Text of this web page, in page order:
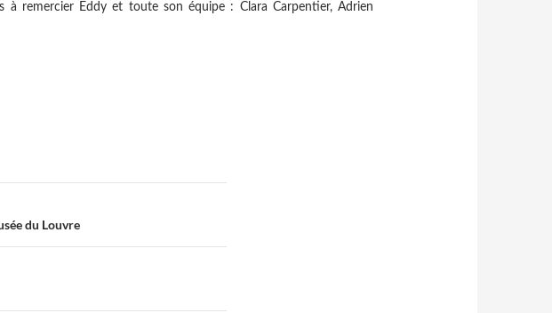
à remercier Eddy et toute son équipe : Clara Carpentier, Adrien
du Louvre